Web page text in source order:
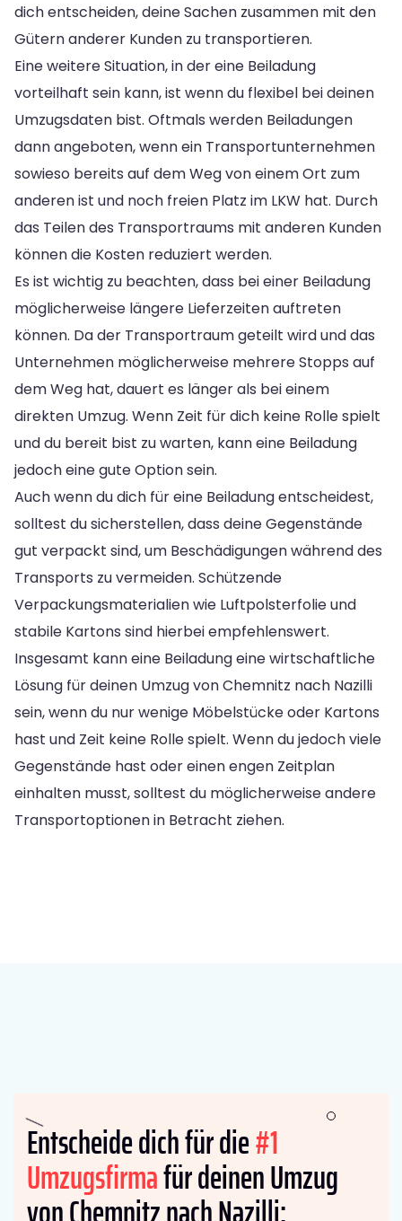
dich entscheiden, deine Sachen zusammen mit den
Gütern anderer Kunden zu transportieren.
Eine weitere Situation, in der eine Beiladung
vorteilhaft sein kann, ist wenn du flexibel bei deinen
Umzugsdaten bist. Oftmals werden Beiladungen
dann angeboten, wenn ein Transportunternehmen
sowieso bereits auf dem Weg von einem Ort zum
anderen ist und noch freien Platz im LKW hat. Durch
das Teilen des Transportraums mit anderen Kunden
können die Kosten reduziert werden.
Es ist wichtig zu beachten, dass bei einer Beiladung
möglicherweise längere Lieferzeiten auftreten
können. Da der Transportraum geteilt wird und das
Unternehmen möglicherweise mehrere Stopps auf
dem Weg hat, dauert es länger als bei einem
direkten Umzug. Wenn Zeit für dich keine Rolle spielt
und du bereit bist zu warten, kann eine Beiladung
jedoch eine gute Option sein.
Auch wenn du dich für eine Beiladung entscheidest,
solltest du sicherstellen, dass deine Gegenstände
gut verpackt sind, um Beschädigungen während des
Transports zu vermeiden. Schützende
Verpackungsmaterialien wie Luftpolsterfolie und
stabile Kartons sind hierbei empfehlenswert.
Insgesamt kann eine Beiladung eine wirtschaftliche
Lösung für deinen Umzug von Chemnitz nach Nazilli
sein, wenn du nur wenige Möbelstücke oder Kartons
hast und Zeit keine Rolle spielt. Wenn du jedoch viele
Gegenstände hast oder einen engen Zeitplan
einhalten musst, solltest du möglicherweise andere
Transportoptionen in Betracht ziehen.
Entscheide dich für die#1
Umzugsfirmafür deinen Umzug